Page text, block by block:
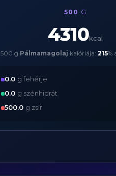
500 G
4310kcal
500 g Pálmamagolaj kalóriája: 215%
0.0 g fehérje
0.0 g szénhidrát
500.0 g zsír